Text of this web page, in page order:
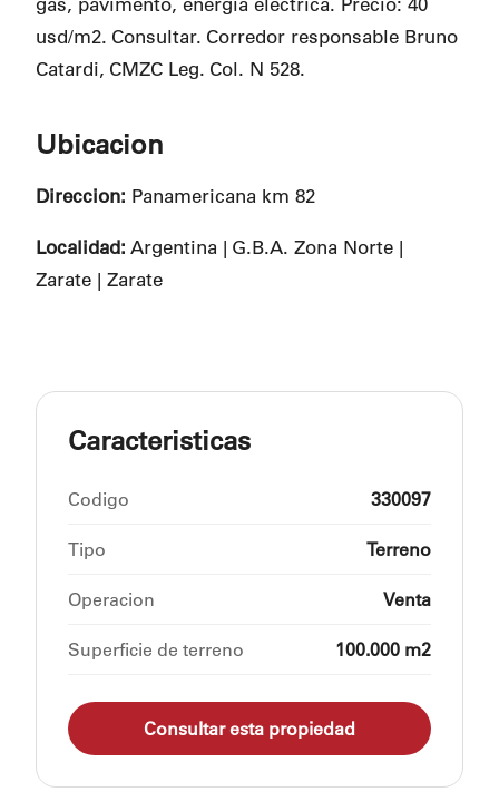
usd/m2. Consultar. Corredor responsable Bruno
Catardi, CMZC Leg. Col. N 528.
Ubicacion
Direccion: Panamericana km 82
Localidad: Argentina | G.B.A. Zona Norte |
Zarate | Zarate
Caracteristicas
Codigo 330097
Tipo Terreno
Operacion Venta
Superficie de terreno 100.000 m2
Consultar esta propiedad